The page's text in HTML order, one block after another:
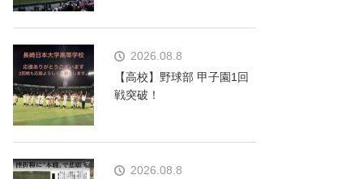
2026.08.8
【高校】野球部 甲子園1回
戦突破！
2026.08.8